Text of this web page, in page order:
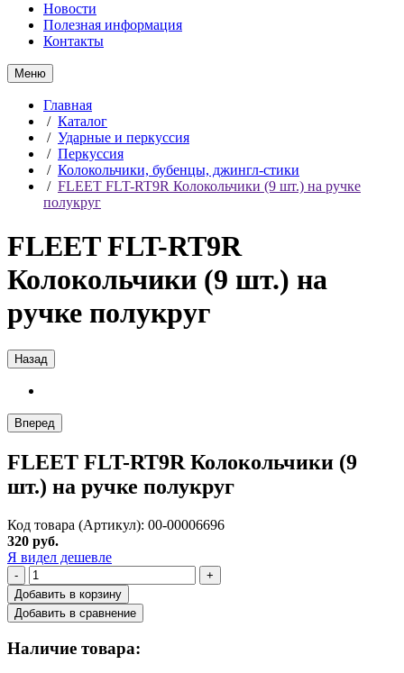
Новости
Полезная информация
Контакты
Меню
Главная
/ Каталог
/ Ударные и перкуссия
/ Перкуссия
/ Колокольчики, бубенцы, джингл-стики
/ FLEET FLT-RT9R Колокольчики (9 шт.) на ручке
полукруг
FLEET FLT-RT9R
Колокольчики (9 шт.) на
ручке полукруг
Назад
Вперед
FLEET FLT-RT9R Колокольчики (9
шт.) на ручке полукруг
Код товара (Артикул): 00-00006696
320 руб.
Я видел дешевле
-
+
Добавить в корзину
Добавить в сравнение
Наличие товара: